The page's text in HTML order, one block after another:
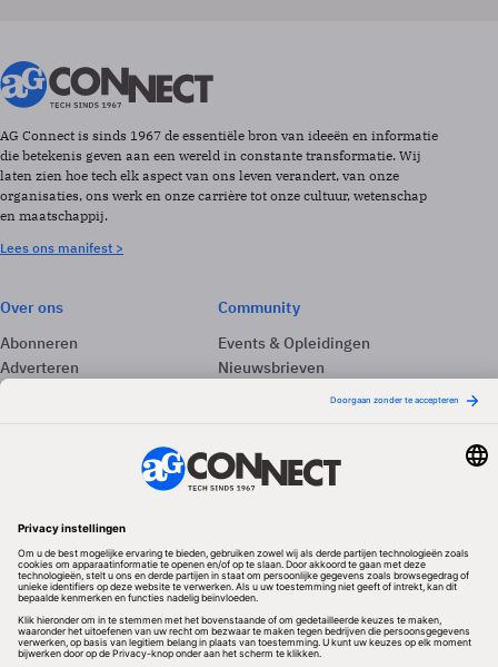
AG Connect is sinds 1967 de essentiële bron van ideeën en informatie
die betekenis geven aan een wereld in constante transformatie. Wij
laten zien hoe tech elk aspect van ons leven verandert, van onze
organisaties, ons werk en onze carrière tot onze cultuur, wetenschap
en maatschappij.
Lees ons manifest >
Over ons
Abonneren
Adverteren
Community
Events & Opleidingen
Nieuwsbrieven
Redactionele partner